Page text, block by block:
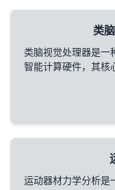
类
类脑视觉处理器是一
智能计算硬件，其核
运动器材力学分析是